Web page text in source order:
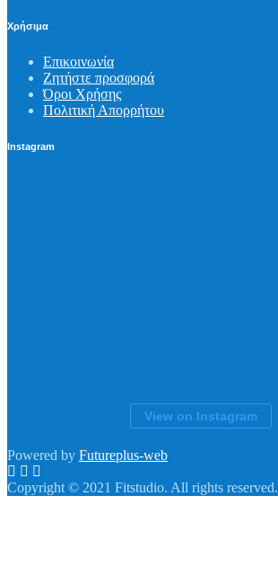
Χρήσιμα
Επικοινωνία
Ζητήστε προσφορά
Όροι Χρήσης
Πολιτική Απορρήτου
Instagram
View on Instagram
Powered by Futureplus-web
Copyright © 2021 Fitstudio. All rights reserved.